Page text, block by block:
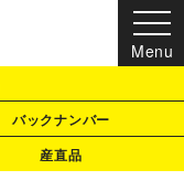
バックナンバー
産直品